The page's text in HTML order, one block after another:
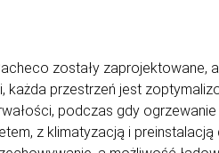
zostały zaprojektowane,
każda przestrzeń jest
podczas gdy
z klimatyzacją i